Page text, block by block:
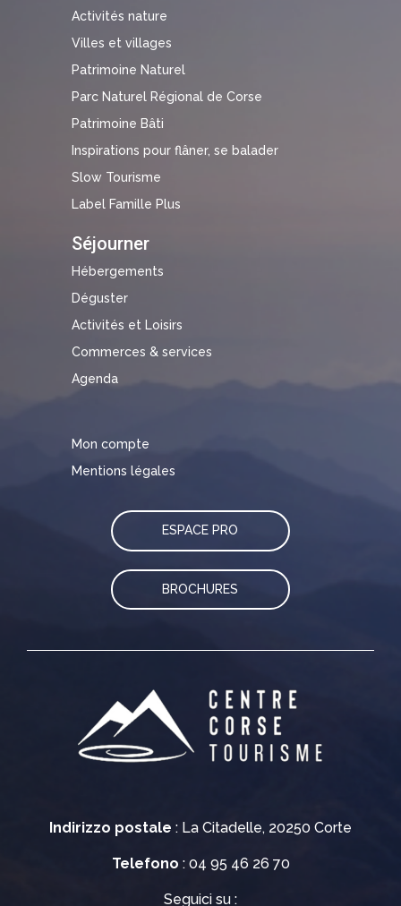
Indirizzo postale : La Citadelle, 20250 Corte
Telefono : 04 95 46 26 70
Seguici su :
Activités nature
Villes et villages
Patrimoine Naturel
Parc Naturel Régional de Corse
Patrimoine Bâti
Inspirations pour flâner, se balader
Slow Tourisme
Label Famille Plus
Séjourner
Hébergements
Déguster
Activités et Loisirs
Commerces & services
Agenda
Mon compte
Mentions légales
ESPACE PRO
BROCHURES